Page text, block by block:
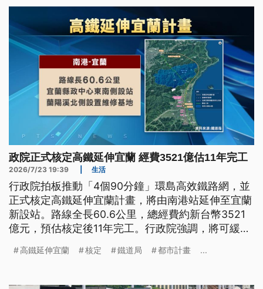
政院正式核定高鐵延伸宜蘭 經費3521億估11年完工
2026/7/23 19:39 生活
行政院拍板推動「4個90分鐘」環島高效鐵路網，並
正式核定高鐵延伸宜蘭計畫，將由南港站延伸至宜蘭
新設站。路線全長60.6公里，總經費約新台幣3521
億元，預估核定後11年完工。行政院強調，將可緩解
延伸宜蘭監督聯盟質疑，這是「強行通過」前例，擔
高鐵延伸宜蘭 核定 鐵道局 都市計畫 ...